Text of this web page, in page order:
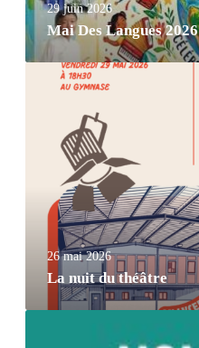
29 juin 2026
Mai Des Langues 2026
26 mai 2026
La nuit du théâtre